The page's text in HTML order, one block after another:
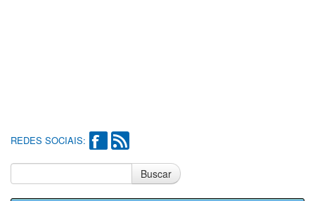
REDES SOCIAIS:
Buscar